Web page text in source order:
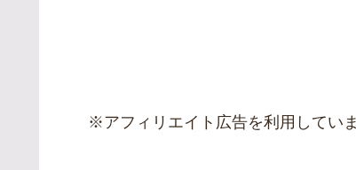
※アフィリエイト広告を利用してい